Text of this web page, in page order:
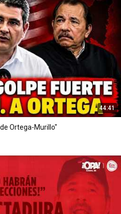
44:41
Ortega-Murillo"